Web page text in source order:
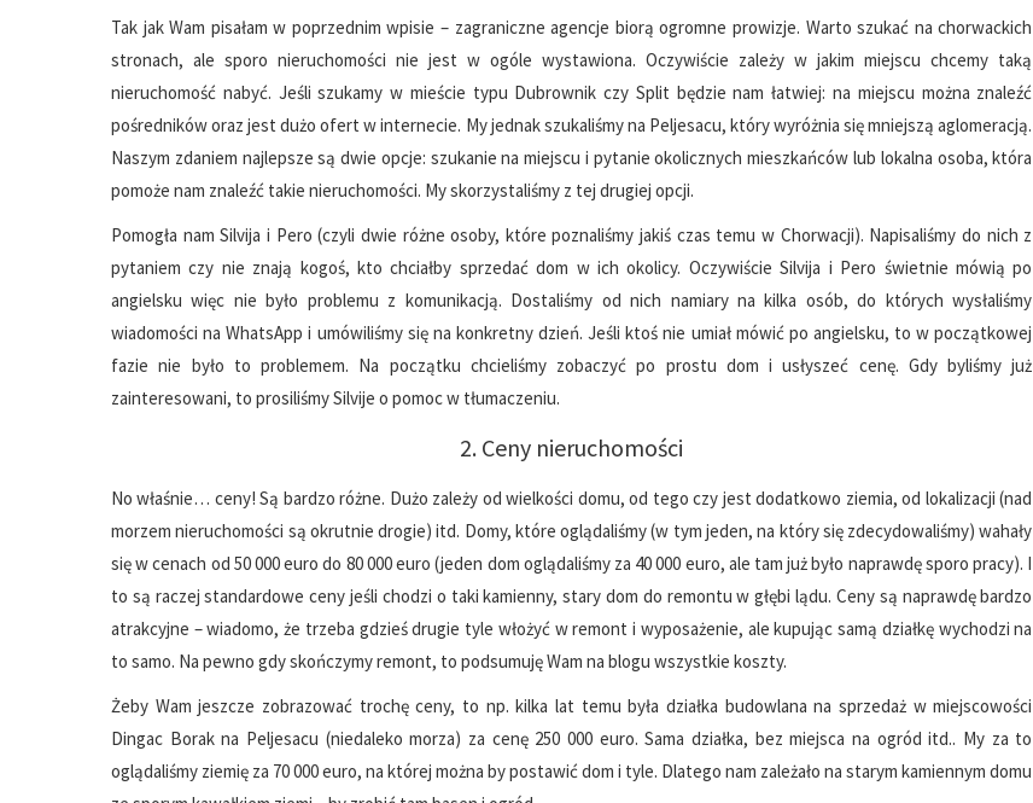
Tak jak Wam pisałam w poprzednim wpisie – zagraniczne agencje biorą ogromne prowizje. Warto szukać na chorwackich
stronach, ale sporo nieruchomości nie jest w ogóle wystawiona. Oczywiście zależy w jakim miejscu chcemy taką
nieruchomość nabyć. Jeśli szukamy w mieście typu Dubrownik czy Split będzie nam łatwiej: na miejscu można znaleźć
pośredników oraz jest dużo ofert w internecie. My jednak szukaliśmy na Peljesacu, który wyróżnia się mniejszą aglomeracją.
Naszym zdaniem najlepsze są dwie opcje: szukanie na miejscu i pytanie okolicznych mieszkańców lub lokalna osoba, która
pomoże nam znaleźć takie nieruchomości. My skorzystaliśmy z tej drugiej opcji.
Pomogła nam Silvija i Pero (czyli dwie różne osoby, które poznaliśmy jakiś czas temu w Chorwacji). Napisaliśmy do nich z
pytaniem czy nie znają kogoś, kto chciałby sprzedać dom w ich okolicy. Oczywiście Silvija i Pero świetnie mówią po
angielsku więc nie było problemu z komunikacją. Dostaliśmy od nich namiary na kilka osób, do których wysłaliśmy
wiadomości na WhatsApp i umówiliśmy się na konkretny dzień. Jeśli ktoś nie umiał mówić po angielsku, to w początkowej
fazie nie było to problemem. Na początku chcieliśmy zobaczyć po prostu dom i usłyszeć cenę. Gdy byliśmy już
zainteresowani, to prosiliśmy Silvije o pomoc w tłumaczeniu.
2. Ceny nieruchomości
No właśnie… ceny! Są bardzo różne. Dużo zależy od wielkości domu, od tego czy jest dodatkowo ziemia, od lokalizacji (nad
morzem nieruchomości są okrutnie drogie) itd. Domy, które oglądaliśmy (w tym jeden, na który się zdecydowaliśmy) wahały
się w cenach od 50 000 euro do 80 000 euro (jeden dom oglądaliśmy za 40 000 euro, ale tam już było naprawdę sporo pracy). I
to są raczej standardowe ceny jeśli chodzi o taki kamienny, stary dom do remontu w głębi lądu. Ceny są naprawdę bardzo
atrakcyjne – wiadomo, że trzeba gdzieś drugie tyle włożyć w remont i wyposażenie, ale kupując samą działkę wychodzi na
to samo. Na pewno gdy skończymy remont, to podsumuję Wam na blogu wszystkie koszty.
Żeby Wam jeszcze zobrazować trochę ceny, to np. kilka lat temu była działka budowlana na sprzedaż w miejscowości
Dingac Borak na Peljesacu (niedaleko morza) za cenę 250 000 euro. Sama działka, bez miejsca na ogród itd.. My za to
oglądaliśmy ziemię za 70 000 euro, na której można by postawić dom i tyle. Dlatego nam zależało na starym kamiennym domu